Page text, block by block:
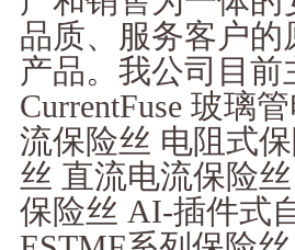
品质、服务客户
产品。我公司目
CurrentFuse 玻璃
流保险丝 电阻式
丝 直流电流保险
保险丝 AI-插件式